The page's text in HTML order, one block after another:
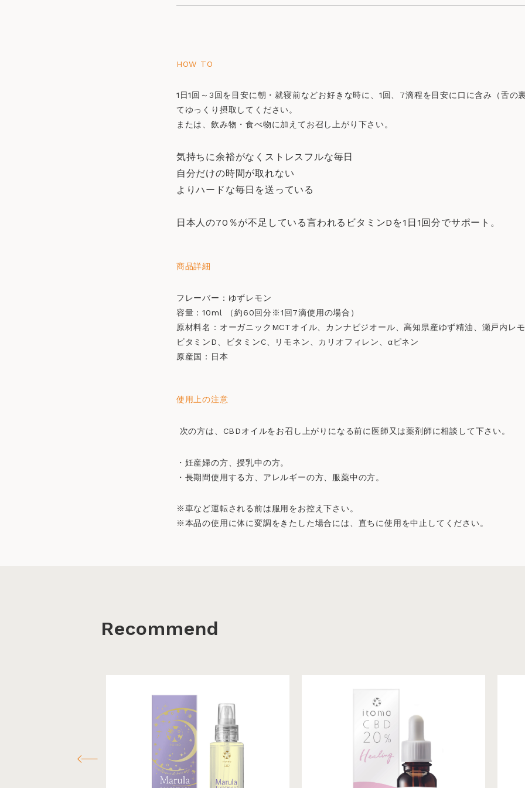
HOW TO
1日1回～3回を目安に朝・就寝前などお好きな時に、1回、7滴程を目安に口に含み（舌の
てゆっくり摂取してください。
または、飲み物・食べ物に加えてお召し上がり下さい。
気持ちに余裕がなくストレスフルな毎日
自分だけの時間が取れない
よりハードな毎日を送っている
日本人の70％が不足している言われるビタミンDを1日1回分でサポート。
商品詳細
フレーバー：ゆずレモン
容量：10ml （約60回分※1回7滴使用の場合）
原材料名：オーガニックMCTオイル、カンナビジオール、高知県産ゆず精油、瀬戸内レモ
ビタミンD、ビタミンC、リモネン、カリオフィレン、αピネン
原産国：日本​​
使用上の注意
次の方は、CBDオイルをお召し上がりになる前に医師又は薬剤師に相談して下さい。
・妊産婦の方、授乳中の方。
・長期間使用する方、アレルギーの方、服薬中の方。
※車など運転される前は服用をお控え下さい。
※本品の使用に体に変調をきたした場合には、直ちに使用を中止してください。
Recommend